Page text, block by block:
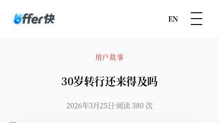
EN
用户故事
30岁转行还来得及吗
2026年3月25日 阅读 380 次